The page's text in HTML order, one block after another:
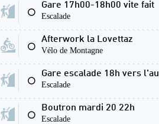
⚪
Gare 17h00-18h00 vite fait
Escalade
⚪
Afterwork la Lovettaz
Vélo de Montagne
⚪
Gare escalade 18h vers
Escalade
⚪
Boutron mardi 20 22h
Escalade